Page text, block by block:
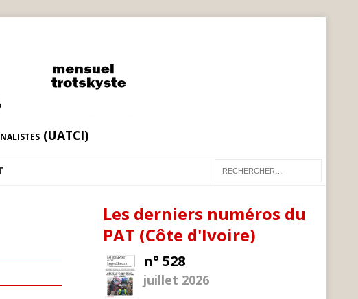
(UATCI)
Les derniers numéros du
PAT (Côte d'Ivoire)
n° 528
juillet 2026